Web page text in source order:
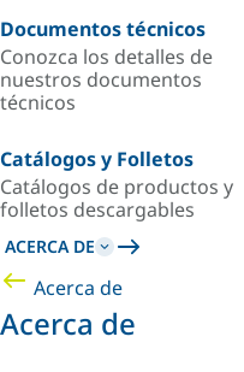
Documentos técnicos
Conozca los detalles de
nuestros documentos
técnicos
Catálogos y Folletos
Catálogos de productos y
folletos descargables
ACERCA DE
Acerca de
Acerca de